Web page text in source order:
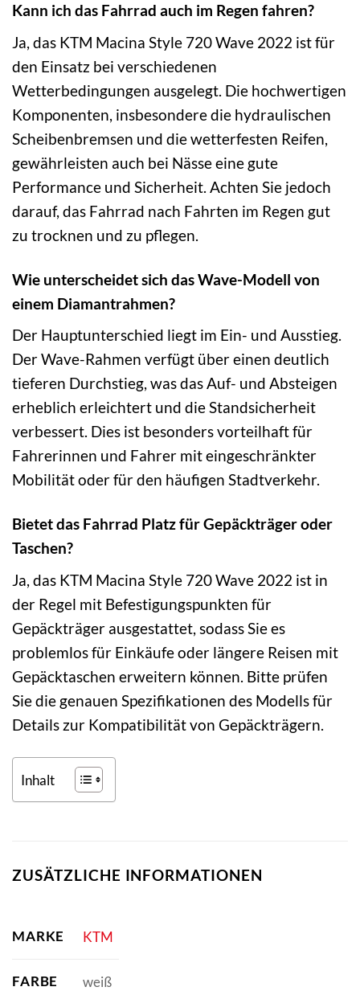
Kann ich das Fahrrad auch im Regen fahren?
Ja, das KTM Macina Style 720 Wave 2022 ist für
den Einsatz bei verschiedenen
Wetterbedingungen ausgelegt. Die hochwertigen
Komponenten, insbesondere die hydraulischen
Scheibenbremsen und die wetterfesten Reifen,
gewährleisten auch bei Nässe eine gute
Performance und Sicherheit. Achten Sie jedoch
darauf, das Fahrrad nach Fahrten im Regen gut
zu trocknen und zu pflegen.
Wie unterscheidet sich das Wave-Modell von
einem Diamantrahmen?
Der Hauptunterschied liegt im Ein- und Ausstieg.
Der Wave-Rahmen verfügt über einen deutlich
tieferen Durchstieg, was das Auf- und Absteigen
erheblich erleichtert und die Standsicherheit
verbessert. Dies ist besonders vorteilhaft für
Fahrerinnen und Fahrer mit eingeschränkter
Mobilität oder für den häufigen Stadtverkehr.
Bietet das Fahrrad Platz für Gepäckträger oder
Taschen?
Ja, das KTM Macina Style 720 Wave 2022 ist in
der Regel mit Befestigungspunkten für
Gepäckträger ausgestattet, sodass Sie es
problemlos für Einkäufe oder längere Reisen mit
Gepäcktaschen erweitern können. Bitte prüfen
Sie die genauen Spezifikationen des Modells für
Details zur Kompatibilität von Gepäckträgern.
Inhalt
ZUSÄTZLICHE INFORMATIONEN
MARKE KTM
FARBE weiß